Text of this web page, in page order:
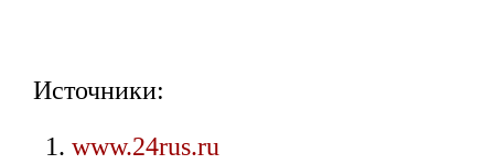
Источники:
www.24rus.ru